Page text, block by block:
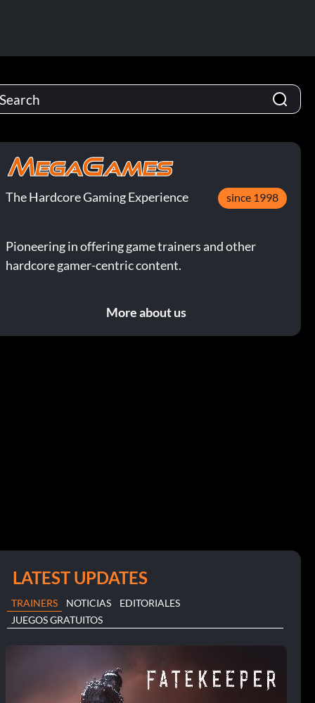
The Hardcore Gaming Experience since 1998
Pioneering in offering game trainers and other
hardcore gamer-centric content.
More about us
LATEST UPDATES
TRAINERS NOTICIAS
EDITORIALES
JUEGOS GRATUITOS